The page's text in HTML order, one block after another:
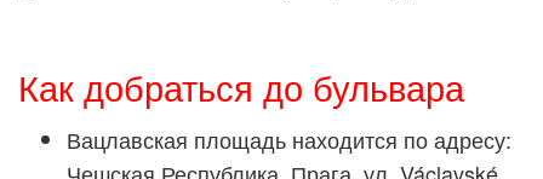
Как добраться до бульвара
Вацлавская площадь находится по адресу:
Чешская Республика, Прага, ул. Václavské